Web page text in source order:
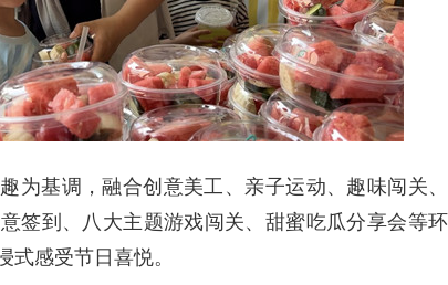
为基调，融合创意美工、亲子运动、趣味闯关、
签到、八大主题游戏闯关、甜蜜吃瓜分享会等环
感受节日喜悦。